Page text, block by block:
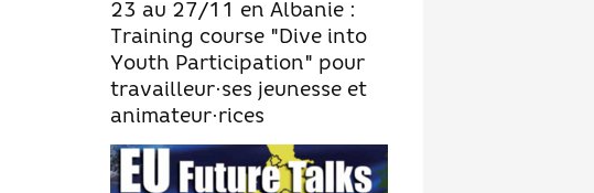
23 au 27/11 en Albanie :
Training course "Dive into
Youth Participation" pour
travailleur·ses jeunesse et
animateur·rices